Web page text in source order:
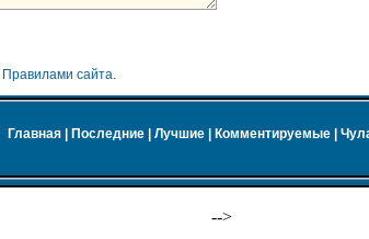
Правилами сайта.
Главная Последние Лучшие Комментируемые
-->